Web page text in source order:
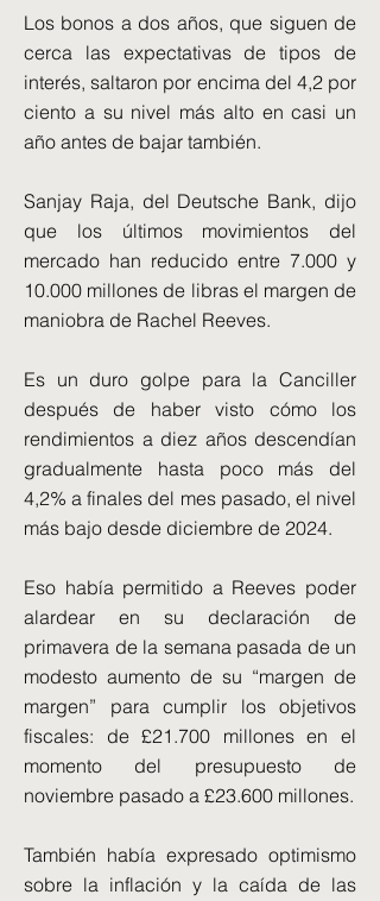
Los bonos a dos años, que siguen de
cerca las expectativas de tipos de
interés, saltaron por encima del 4,2 por
ciento a su nivel más alto en casi un
año antes de bajar también.
Sanjay Raja, del Deutsche Bank, dijo
que los últimos movimientos del
mercado han reducido entre 7.000 y
10.000 millones de libras el margen de
maniobra de Rachel Reeves.
Es un duro golpe para la Canciller
después de haber visto cómo los
rendimientos a diez años descendían
gradualmente hasta poco más del
4,2% a finales del mes pasado, el nivel
más bajo desde diciembre de 2024.
Eso había permitido a Reeves poder
alardear en su declaración de
primavera de la semana pasada de un
modesto aumento de su “margen de
margen” para cumplir los objetivos
fiscales: de £21.700 millones en el
momento del presupuesto de
noviembre pasado a £23.600 millones.
También había expresado optimismo
sobre la inflación y la caída de las